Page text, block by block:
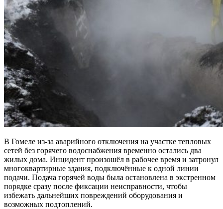
В Гомеле из-за аварийного отключения на участке тепловых
сетей без горячего водоснабжения временно остались два
жилых дома. Инцидент произошёл в рабочее время и затронул
многоквартирные здания, подключённые к одной линии
подачи. Подача горячей воды была остановлена в экстренном
порядке сразу после фиксации неисправности, чтобы
избежать дальнейших повреждений оборудования и
возможных подтоплений.